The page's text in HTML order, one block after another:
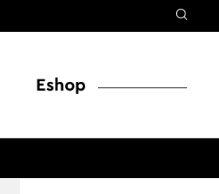
Eshop